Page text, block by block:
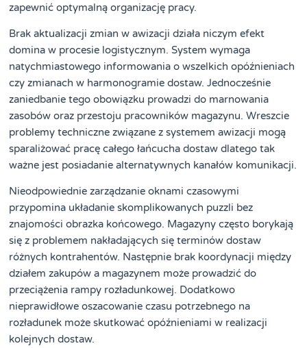
zapewnić optymalną organizację pracy.
Brak aktualizacji zmian w awizacji działa niczym efekt
domina w procesie logistycznym. System wymaga
natychmiastowego informowania o wszelkich opóźnieniach
czy zmianach w harmonogramie dostaw. Jednocześnie
zaniedbanie tego obowiązku prowadzi do marnowania
zasobów oraz przestoju pracowników magazynu. Wreszcie
problemy techniczne związane z systemem awizacji mogą
sparaliżować pracę całego łańcucha dostaw dlatego tak
ważne jest posiadanie alternatywnych kanałów komunikacji.
Nieodpowiednie zarządzanie oknami czasowymi
przypomina układanie skomplikowanych puzzli bez
znajomości obrazka końcowego. Magazyny często borykają
się z problemem nakładających się terminów dostaw
różnych kontrahentów. Następnie brak koordynacji między
działem zakupów a magazynem może prowadzić do
przeciążenia rampy rozładunkowej. Dodatkowo
nieprawidłowe oszacowanie czasu potrzebnego na
rozładunek może skutkować opóźnieniami w realizacji
kolejnych dostaw.